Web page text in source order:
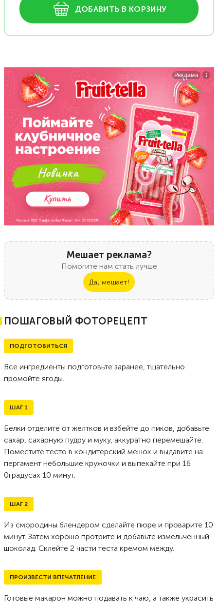
ДОБАВИТЬ В КОРЗИНУ
Мешает реклама?
Помогите нам стать лучше
Да, мешает!
ПОШАГОВЫЙ ФОТОРЕЦЕПТ
ПОДГОТОВИТЬСЯ
Все ингредиенты подготовьте заранее, тщательно
промойте ягоды.
ШАГ 1
Белки отделите от желтков и взбейте до пиков, добавьте
сахар, сахарную пудру и муку, аккуратно перемешайте.
Поместите тесто в кондитерский мешок и выдавите на
пергамент небольшие кружочки и выпекайте при 16
0градусах 10 минут.
ШАГ 2
Из смородины блендером сделайте пюре и проварите 10
минут. Затем хорошо протрите и добавьте измельченный
шоколад. Склейте 2 части теста кремом между.
ПРОИЗВЕСТИ ВПЕЧАТЛЕНИЕ
Готовые макарон можно подавать к чаю, а также украсить